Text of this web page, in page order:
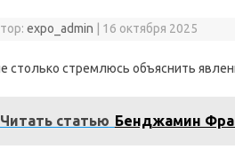
expo_admin 16 октября 2025
столько стремлюсь объяснить
Читать статью Бенджамин